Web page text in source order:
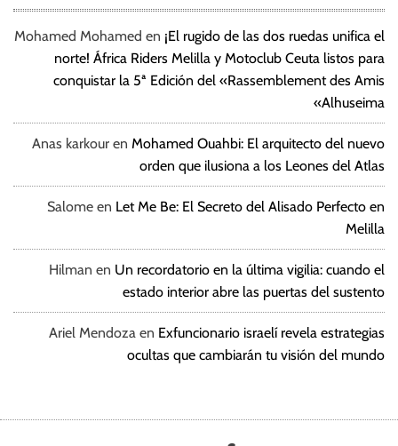
Mohamed Mohamed en ¡El rugido de las dos ruedas unifica el
norte! África Riders Melilla y Motoclub Ceuta listos para
conquistar la 5ª Edición del «Rassemblement des Amis
Alhuseima»
Anas karkour en Mohamed Ouahbi: El arquitecto del nuevo
orden que ilusiona a los Leones del Atlas
Salome en Let Me Be: El Secreto del Alisado Perfecto en
Melilla
Hilman en Un recordatorio en la última vigilia: cuando el
estado interior abre las puertas del sustento
Ariel Mendoza en Exfuncionario israelí revela estrategias
ocultas que cambiarán tu visión del mundo